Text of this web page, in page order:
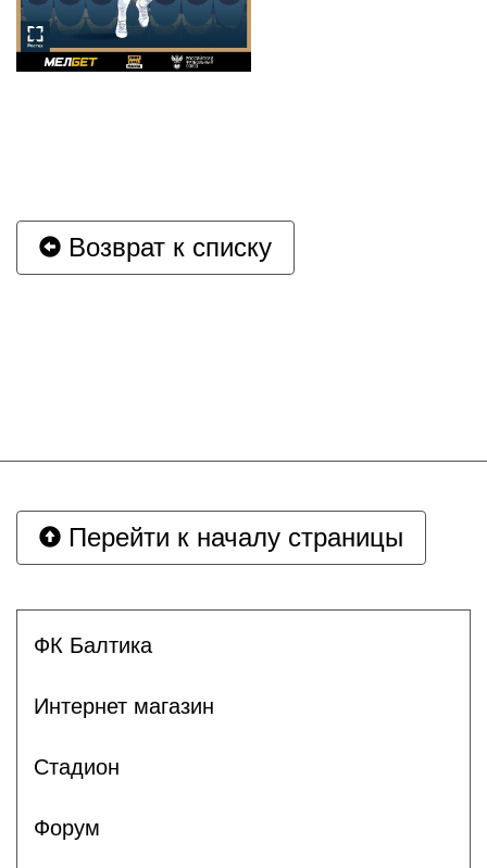
Возврат к списку
Перейти к началу страницы
ФК Балтика
Интернет магазин
Стадион
Форум